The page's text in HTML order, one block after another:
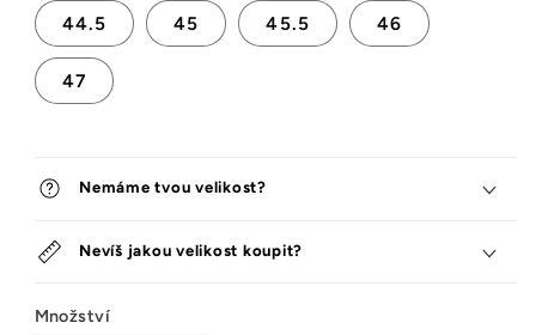
44.5 45 45.5 46
47
Nemáme tvou velikost?
Nevíš jakou velikost koupit?
Množství